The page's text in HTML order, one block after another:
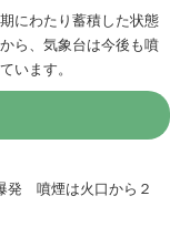
にわたり蓄積した状態
ら、気象台は今後も噴
います。
発 噴煙は火口から２